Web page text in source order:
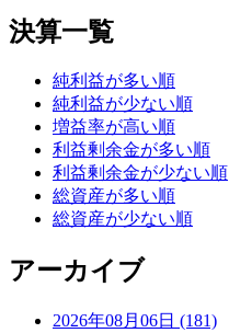
決算一覧
純利益が多い順
純利益が少ない順
増益率が高い順
利益剰余金が多い順
利益剰余金が少ない順
総資産が多い順
総資産が少ない順
アーカイブ
2026年08月06日 (181)